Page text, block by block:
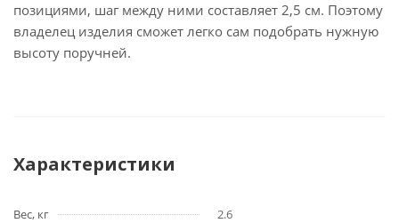
позициями, шаг между ними составляет 2,5 см. Поэтому
владелец изделия сможет легко сам подобрать нужную
высоту поручней.
Характеристики
Вес, кг
2.6